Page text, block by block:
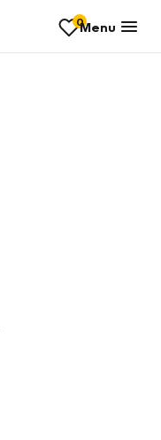
0Menu